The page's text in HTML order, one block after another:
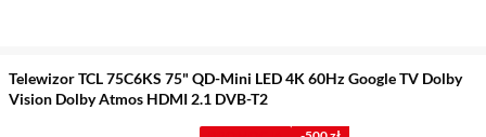
Telewizor TCL 75C6KS 75" QD-Mini LED 4K 60Hz Google TV Dolby
Vision Dolby Atmos HDMI 2.1 DVB-T2